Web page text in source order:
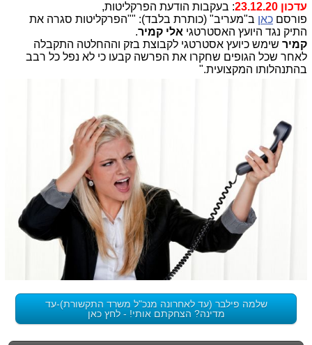
עדכון 23.12.20
: בעקבות הודעת הפרקליטות,
פורסם כאן ב"מעריב" (כותרת בלבד): ""הפרקליטות סגרה את
התיק נגד היועץ האסטרטגי אלי קמיר.
קמיר שימש כיועץ אסטרטגי לקבוצת בזק וההחלטה התקבלה
לאחר שכל הגופים שחקרו את הפרשה קבעו כי לא נפל כל רבב
בהתנהלותו המקצועית."
שלמה פילבר (עד לאחרונה מנכ"ל משרד התקשורת)-עד
מדינה? הצחקתם אותי! - לחץ כאן